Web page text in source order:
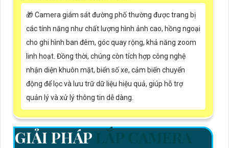
🎁 Camera giám sát đường phố thường được trang bị
các tính năng như chất lượng hình ảnh cao, hồng ngoại
cho ghi hình ban đêm, góc quay rộng, khả năng zoom
linh hoạt. Đồng thời, chúng còn tích hợp công nghệ
nhận diện khuôn mặt, biển số xe, cảm biến chuyển
động để lọc và lưu trữ dữ liệu hiệu quả, giúp hỗ trợ
quản lý và xử lý thông tin dễ dàng.
GIẢI PHÁP